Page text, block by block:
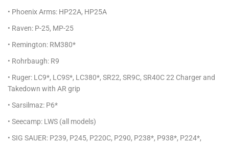
• Phoenix Arms: HP22A, HP25A
• Raven: P-25, MP-25
• Remington: RM380*
• Rohrbaugh: R9
• Ruger: LC9*, LC9S*, LC380*, SR22, SR9C, SR40C 22 Charger and
Takedown with AR grip
• Sarsilmaz: P6*
• Seecamp: LWS (all models)
• SIG SAUER: P239, P245, P220C, P290, P238*, P938*, P224*,